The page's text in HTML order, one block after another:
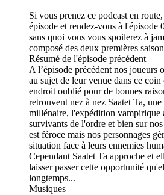
Si vous prenez ce podcast en
épisode et rendez-vous à l'épisode
sans quoi vous vous spoilerez à
composé des deux premières
Résumé de l'épisode précédent
A l’épisode précédent nos joueurs
au sujet de leur venue dans ce
endroit oublié pour de bonnes
retrouvent nez à nez Saatet Ta,
millénaire, l'expédition vampirique
survivants de l'ordre et bien sur
est féroce mais nos personnages
situation face à leurs ennemies
Cependant Saatet Ta approche et
laisser passer cette opportunité
longtemps...
Musiques